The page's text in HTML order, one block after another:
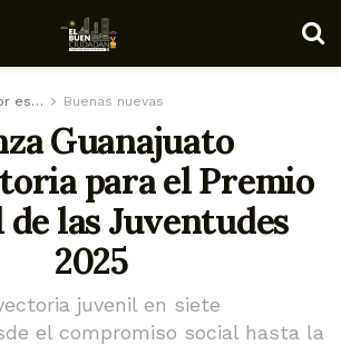
es… Buenas nuevas
Guanajuato
para el Premio
las Juventudes
2025
juvenil en siete
el compromiso social hasta la